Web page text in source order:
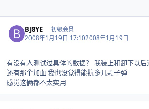
BJ8YE 初级会员
2008年1月19日 17:102008年1月19日
有没有人测试过具体的数据？ 我装上和卸下以
还有那个加血 我也没觉得能抗多几颗子弹
感觉这俩都不太实用